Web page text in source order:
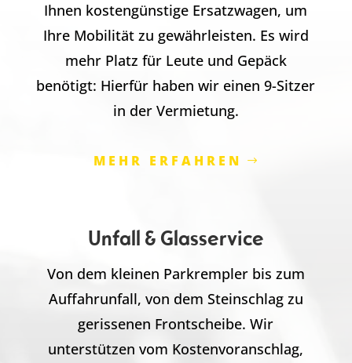
Ihnen kostengünstige Ersatzwagen, um
Ihre Mobilität zu gewährleisten. Es wird
mehr Platz für Leute und Gepäck
benötigt: Hierfür haben wir einen 9-Sitzer
in der Vermietung.
MEHR ERFAHREN
Unfall & Glasservice
Von dem kleinen Parkrempler bis zum
Auffahrunfall, von dem Steinschlag zu
gerissenen Frontscheibe. Wir
unterstützen vom Kostenvoranschlag,